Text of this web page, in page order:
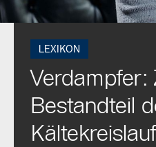
LEXIKON
Verdampfer:
Bestandteil